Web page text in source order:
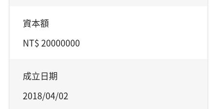
資本額
NT$ 20000000
成立日期
2018/04/02